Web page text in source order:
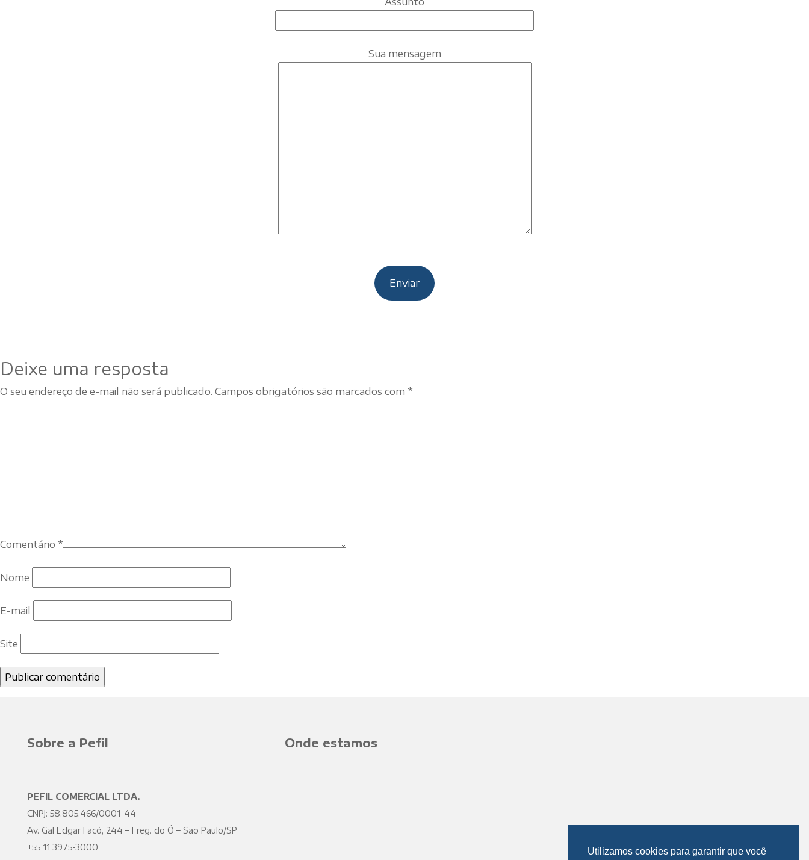
Sua mensagem
Deixe uma resposta
O seu endereço de e-mail não será publicado. Campos obrigatórios são marcados com *
Comentário *
Nome
E-mail
Site
Sobre a Pefil
PEFIL COMERCIAL LTDA.
CNPJ: 58.805.466/0001-44
Av. Gal Edgar Facó, 244 – Freg. do Ó – São Paulo/SP
+55 11 3975-3000
Onde estamos
Utilizamos cookies para garantir que você